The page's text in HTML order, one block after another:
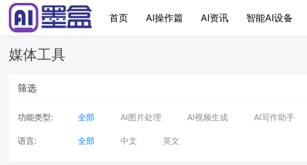
首页 AI操作篇 AI资讯 智能AI设备
媒体工具
筛选
功能类型: 全部 AI图片处理 AI视频生成 AI写作助手
语言: 全部 中文 英文